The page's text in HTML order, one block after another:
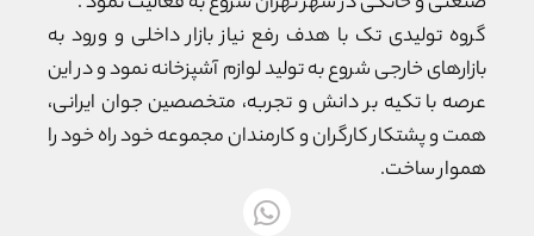
گروه تولیدی تک با هدف رفع نیاز بازار داخلی و ورود به
بازارهای خارجی شروع به تولید لوازم آشپزخانه نمود و در این
عرصه با تکیه بر دانش و تجربه، متخصصین جوان ایرانی،
همت و پشتکار کارگران و کارمندان مجموعه خود راه خود را
هموار ساخت.